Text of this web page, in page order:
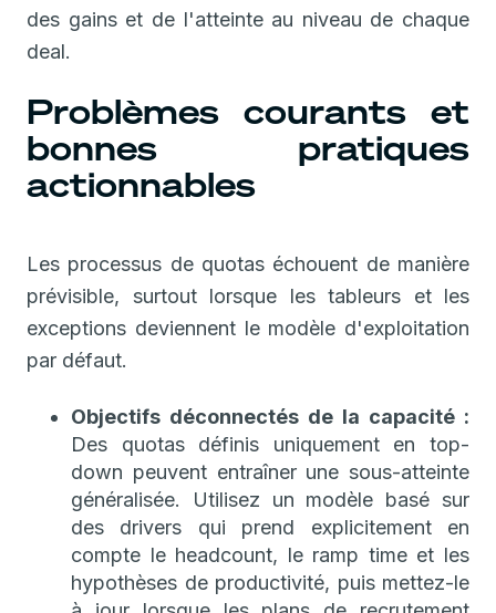
des gains et de l'atteinte au niveau de chaque
deal.
Problèmes courants et
bonnes pratiques
actionnables
Les processus de quotas échouent de manière
prévisible, surtout lorsque les tableurs et les
exceptions deviennent le modèle d'exploitation
par défaut.
Objectifs déconnectés de la capacité :
Des quotas définis uniquement en top-
down peuvent entraîner une sous-atteinte
généralisée. Utilisez un modèle basé sur
des drivers qui prend explicitement en
compte le headcount, le ramp time et les
hypothèses de productivité, puis mettez-le